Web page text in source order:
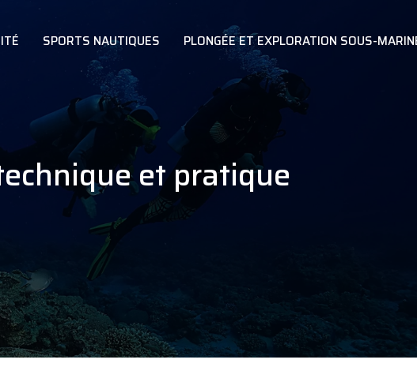
SPORTS NAUTIQUES PLONGÉE ET EXPLORATION SOUS-
et pratique